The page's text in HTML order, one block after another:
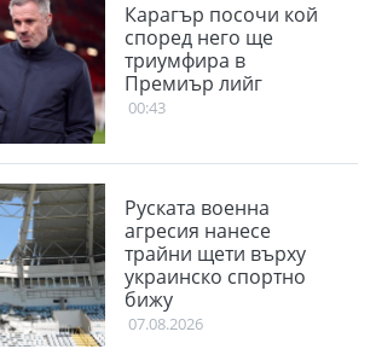
Карагър посочи кой
според него ще
триумфира в
Премиър лийг
00:43
Руската военна
агресия нанесе
трайни щети върху
украинско спортно
бижу
07.08.2026